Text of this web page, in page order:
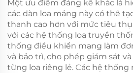
Một ưu điểm đáng kể khác là
các dàn loa mảng này có thể
thanh cao hơn với mức tiêu
với các hệ thống loa truyền
thống điều khiển mạng làm
và bảo trì, cho phép giám sát
từng loa riêng lẻ. Các hệ thống